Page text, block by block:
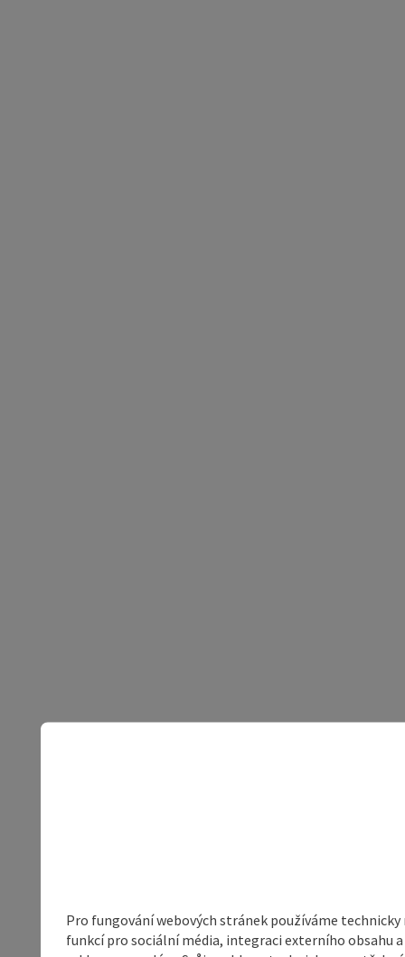
Pro fungování webových stránek používáme
funkcí pro sociální média, integraci externího obsahu